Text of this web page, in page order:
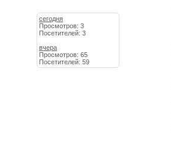
сегодня
Просмотров: 3
Посетителей: 3
вчера
Просмотров: 65
Посетителей: 59